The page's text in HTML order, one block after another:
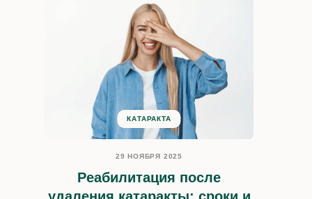
КАТАРАКТА
29 НОЯБРЯ 2025
Реабилитация после